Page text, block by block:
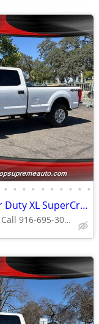
• • • • • • • • • •
2020 Ford F350 F-350 Super Duty XL SuperCrew Cab*4X4*Rear Camera*STX*
Supreme Auto Call 916-695-3086 fair oaks